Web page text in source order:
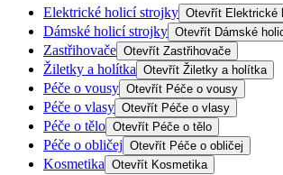
Elektrické holicí strojky Otevřít Elektrické
Dámské holicí strojky Otevřít Dámské
Zastřihovače Otevřít Zastřihovače
Žiletky a holítka Otevřít Žiletky a holítka
Péče o vousy Otevřít Péče o vousy
Péče o vlasy Otevřít Péče o vlasy
Péče o tělo Otevřít Péče o tělo
Péče o obličej Otevřít Péče o obličej
Kosmetika Otevřít Kosmetika